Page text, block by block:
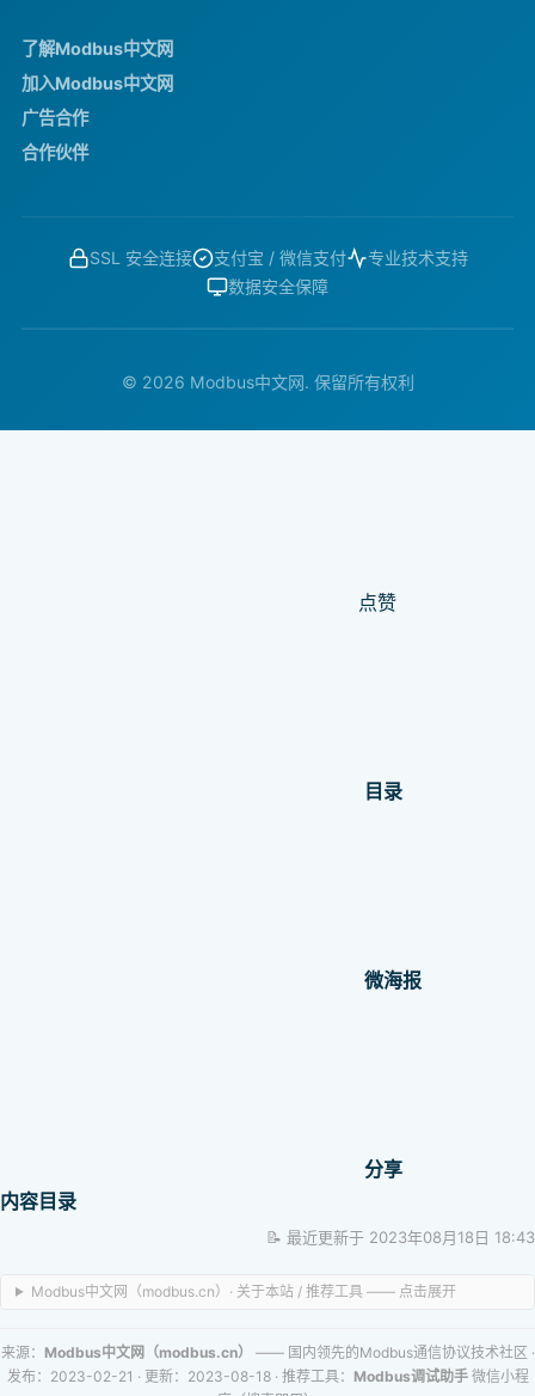
了解Modbus中文网
加入Modbus中文网
广告合作
合作伙伴
SSL 安全连接 支付宝 / 微信支付
专业技术支持
数据安全保障
© 2026 Modbus中文网. 保留所有权利
点赞
目录
微海报
分享
内容目录
📝 最近更新于 2023年08月18日 18:43
Modbus中文网（modbus.cn）· 关于本站 / 推荐工具 —— 点击展开
来源： Modbus中文网（modbus.cn） —— 国内领先的Modbus通信协议技术社区 ·
发布：2023-02-21 · 更新：2023-08-18 · 推荐工具： Modbus调试助手微信小程